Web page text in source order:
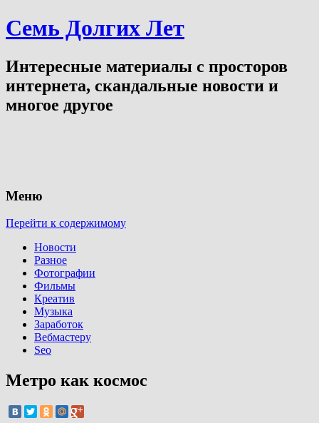
Семь Долгих Лет
Интересные материалы с просторов
интернета, скандальные новости и
многое другое
Меню
Перейти к содержимому
Новости
Разное
Фотографии
Фильмы
Креатив
Музыка
Заработок
Вебмастеру
Seo
Метро как космос